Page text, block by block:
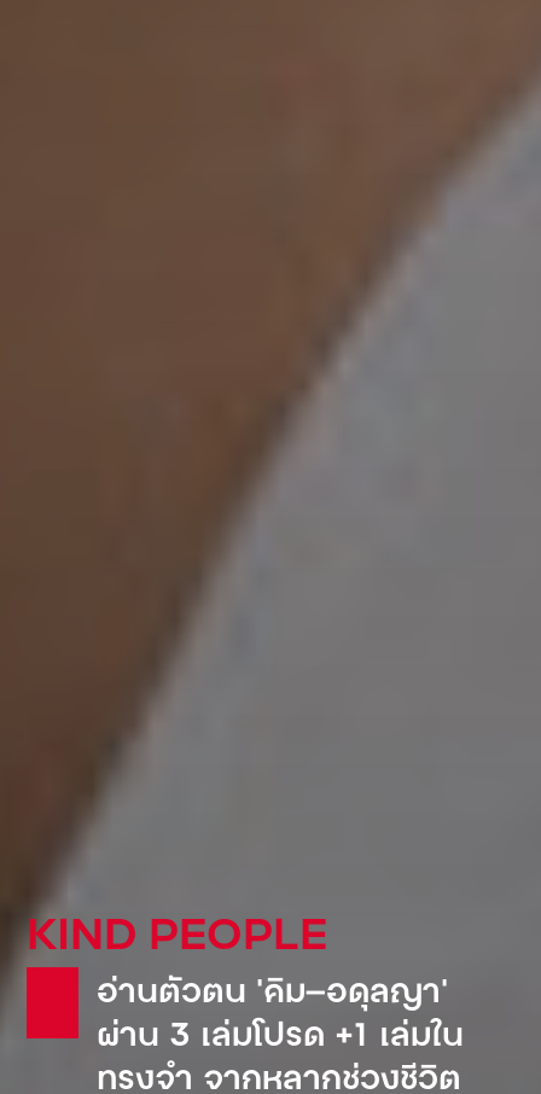
KIND PEOPLE
อ่านตัวตน ‘คิม—อดุลญา’
ผ่าน 3 เล่มโปรด +1 เล่มใน
ทรงจำ จากหลากช่วงชีวิต
KIND GLOBAL
Pepsi: น้ำอัดลมเจ้าแรกที่
เข้ามาตีตลาดโซเวียต จน
ต้องยอมขายเรือดำน้ำเพื่อ
แลกกับเครื่องดื่ม!